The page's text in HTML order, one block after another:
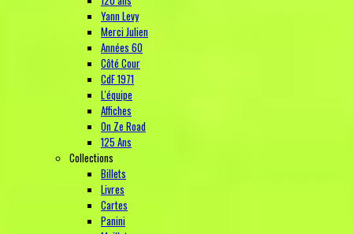
Yann Levy
Merci Julien
Années 60
Côté Cour
CdF 1971
L'équipe
Affiches
On Ze Road
125 Ans
Collections
Billets
Livres
Cartes
Panini